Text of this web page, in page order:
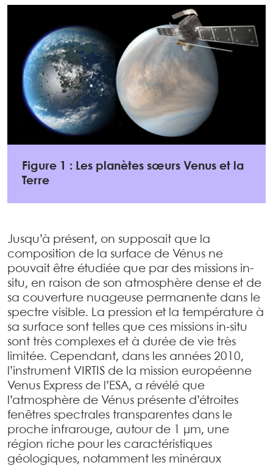
Figure 1 : Les planètes sœurs Venus et la
Terre
Jusqu’à présent, on supposait que la
composition de la surface de Vénus ne
pouvait être étudiée que par des missions in-
situ, en raison de son atmosphère dense et de
sa couverture nuageuse permanente dans le
spectre visible. La pression et la température à
sa surface sont telles que ces missions in-situ
sont très complexes et à durée de vie très
limitée. Cependant, dans les années 2010,
l’instrument VIRTIS de la mission européenne
Venus Express de l’ESA, a révélé que
l’atmosphère de Vénus présente d’étroites
fenêtres spectrales transparentes dans le
proche infrarouge, autour de 1 µm, une
région riche pour les caractéristiques
géologiques, notamment les minéraux